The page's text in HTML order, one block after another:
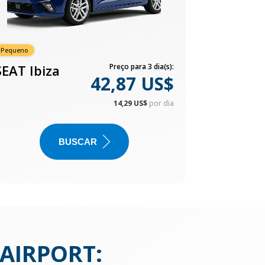
Pequeno
Ibiza Preço para 3 dia(s):
42,87 US$
14,29 US$ por dia
BUSCAR
: